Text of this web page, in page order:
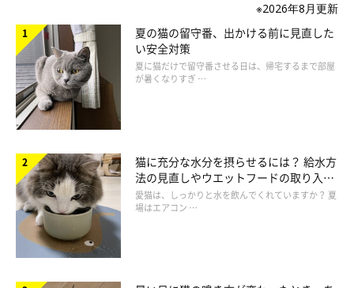
ねこのきもち投稿写真ギャラリー
突発性膀胱炎
可能性があります。尿の検査で原因が見つかる膀胱炎もあります
が、原因がわからない膀胱炎を「突発性膀胱炎」といいます。こ
の「突発性膀胱炎」は、現在の研究ではストレスが関係している
と考えられています。
※2026年8月更新
夏の猫の留守番、出かける前に見直した
い安全対策
夏に猫だけで留守番させる日は、帰宅するまで部屋
が暑くなりすぎ …
猫に充分な水分を摂らせるには？ 給水方
法の見直しやウエットフードの取り入れ
方を解説
愛猫は、しっかりと水を飲んでくれていますか？ 夏
場はエアコン …